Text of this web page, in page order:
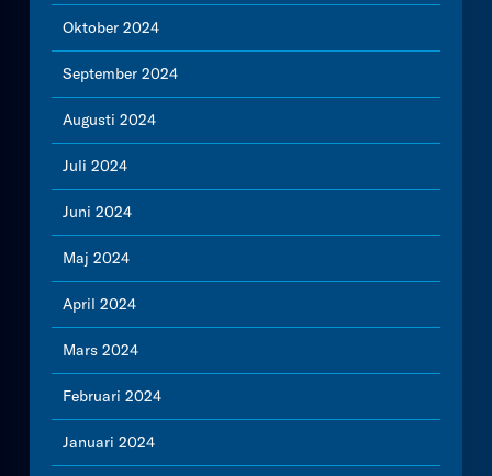
Oktober 2024
September 2024
Augusti 2024
Juli 2024
Juni 2024
Maj 2024
April 2024
Mars 2024
Februari 2024
Januari 2024